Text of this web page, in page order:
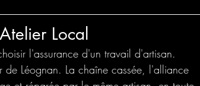
Local
l'assurance d'un travail d'artisan.
Léognan. La chaîne cassée, l'alliance